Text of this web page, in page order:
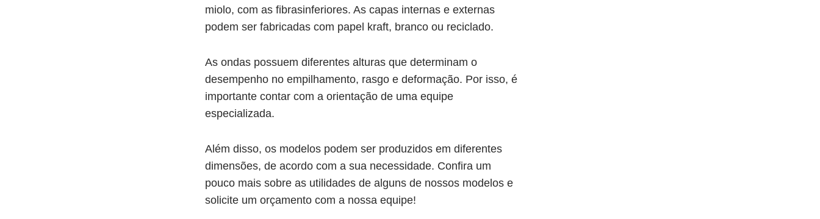
miolo, com as fibrasinferiores. As capas internas e externas
podem ser fabricadas com papel kraft, branco ou reciclado.
As ondas possuem diferentes alturas que determinam o
desempenho no empilhamento, rasgo e deformação. Por isso, é
importante contar com a orientação de uma equipe
especializada.
Além disso, os modelos podem ser produzidos em diferentes
dimensões, de acordo com a sua necessidade. Confira um
pouco mais sobre as utilidades de alguns de nossos modelos e
solicite um orçamento com a nossa equipe!